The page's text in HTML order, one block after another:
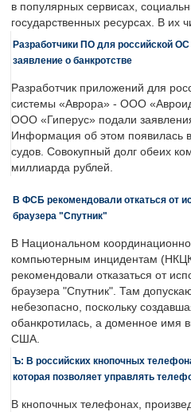
в популярных сервисах,
государственных ресурсах. В их
Разработчики ПО для российской
заявление о банкротстве
Разработчик приложений для
системы «Аврора» - ООО
ООО «Гиперус» подали
Информация об этом появилась
судов. Совокупный долг обеих
миллиарда рублей.
В ФСБ рекомендовали откаться от
браузера "Спутник"
В Национальном
компьютерным инцидентам
рекомендовали отказаться от
браузера "Спутник". Там
небезопасно, поскольку
обанкротилась, а доменное имя
США.
Ъ: В российских кнопочных
которая позволяет управлять
В кнопочных телефонах,